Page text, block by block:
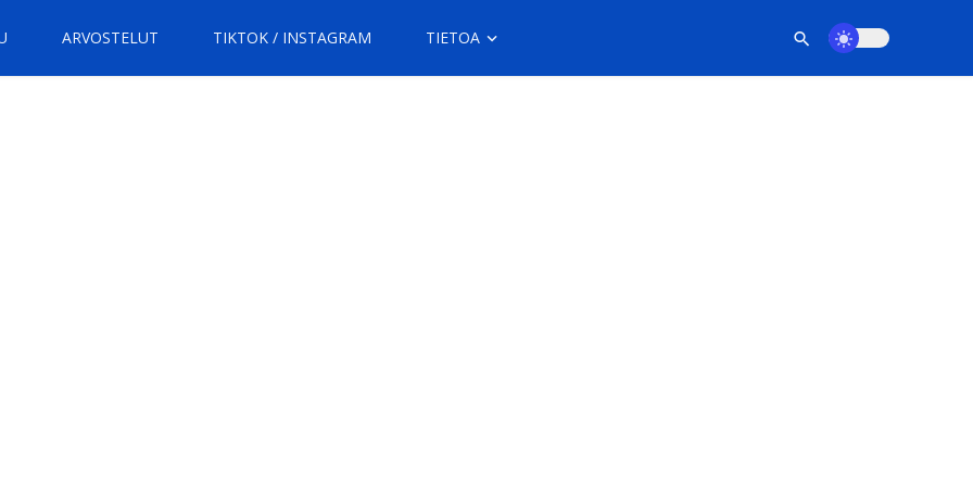
ARVOSTELUT TIKTOK / INSTAGRAM TIETOA